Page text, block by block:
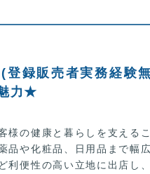
録販売者実務経験
力★
様の健康と暮らしを支える
品や化粧品、日用品まで幅
利便性の高い立地に出店し